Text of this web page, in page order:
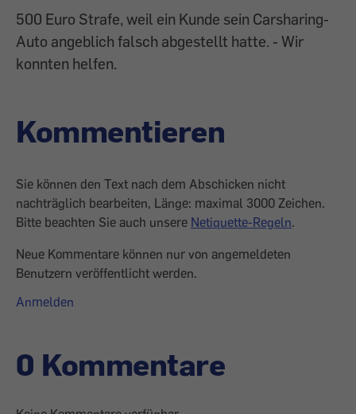
500 Euro Strafe, weil ein Kunde sein Carsharing-
Auto angeblich falsch abgestellt hatte. - Wir
konnten helfen.
Kommentieren
Sie können den Text nach dem Abschicken nicht
nachträglich bearbeiten, Länge: maximal 3000 Zeichen.
Bitte beachten Sie auch unsere Netiquette-Regeln.
Neue Kommentare können nur von angemeldeten
Benutzern veröffentlicht werden.
Anmelden
0 Kommentare